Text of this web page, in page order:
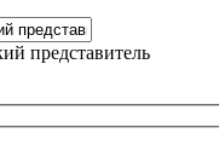
представитель